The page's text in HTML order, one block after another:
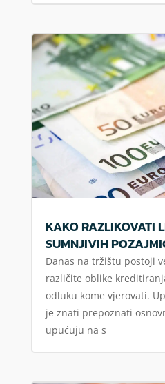
KAKO RAZLIKOVATI
SUMNJIVIH
Danas na tržištu postoji
različite oblike
odluku kome vjerovati.
je znati prepoznati
upućuju na s